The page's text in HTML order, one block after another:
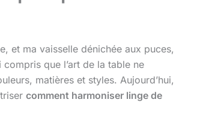
et ma vaisselle dénichée aux puces,
que l’art de la table ne
matières et styles. Aujourd’hui,
comment harmoniser linge de